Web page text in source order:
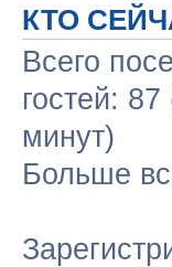
КТО
Всего
гостей:
минут)
Больше